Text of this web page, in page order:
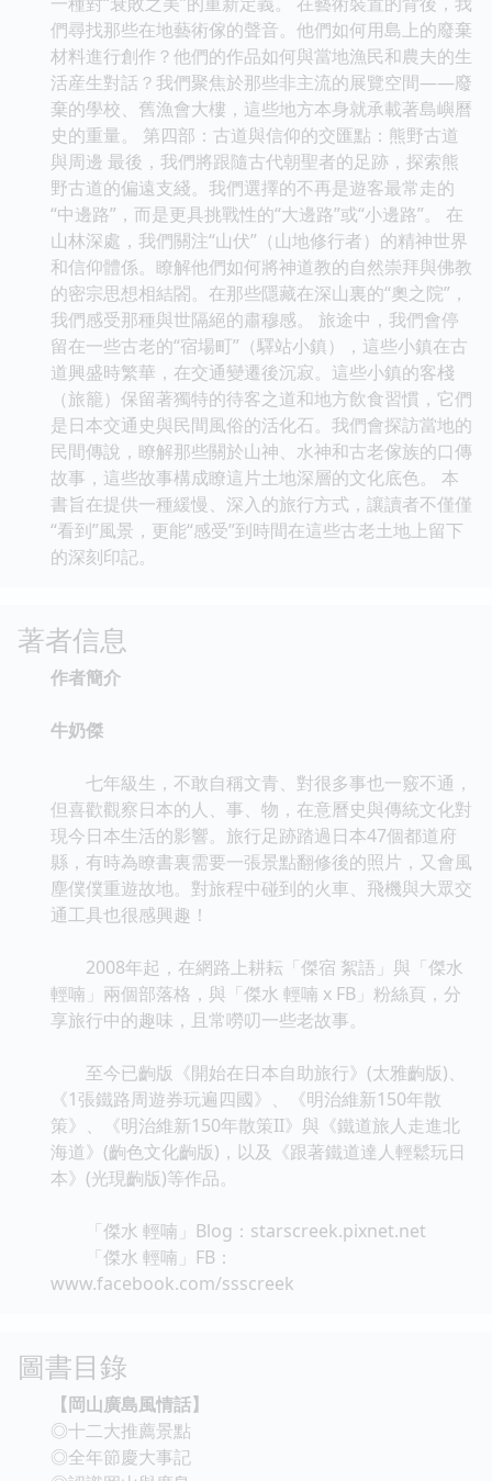
們尋找那些在地藝術傢的聲音。他們如何用島上的廢棄
材料進行創作？他們的作品如何與當地漁民和農夫的生
活産生對話？我們聚焦於那些非主流的展覽空間——廢
棄的學校、舊漁會大樓，這些地方本身就承載著島嶼曆
史的重量。 第四部：古道與信仰的交匯點：熊野古道
與周邊 最後，我們將跟隨古代朝聖者的足跡，探索熊
野古道的偏遠支綫。我們選擇的不再是遊客最常走的
“中邊路”，而是更具挑戰性的“大邊路”或“小邊路”。 在
山林深處，我們關注“山伏”（山地修行者）的精神世界
和信仰體係。瞭解他們如何將神道教的自然崇拜與佛教
的密宗思想相結閤。在那些隱藏在深山裏的“奧之院”，
我們感受那種與世隔絕的肅穆感。 旅途中，我們會停
留在一些古老的“宿場町”（驛站小鎮），這些小鎮在古
道興盛時繁華，在交通變遷後沉寂。這些小鎮的客棧
（旅籠）保留著獨特的待客之道和地方飲食習慣，它們
是日本交通史與民間風俗的活化石。我們會探訪當地的
民間傳說，瞭解那些關於山神、水神和古老傢族的口傳
故事，這些故事構成瞭這片土地深層的文化底色。 本
書旨在提供一種緩慢、深入的旅行方式，讓讀者不僅僅
“看到”風景，更能“感受”到時間在這些古老土地上留下
的深刻印記。
著者信息
作者簡介
牛奶傑
七年級生，不敢自稱文青、對很多事也一竅不通，
但喜歡觀察日本的人、事、物，在意曆史與傳統文化對
現今日本生活的影響。旅行足跡踏過日本47個都道府
縣，有時為瞭書裏需要一張景點翻修後的照片，又會風
塵僕僕重遊故地。對旅程中碰到的火車、飛機與大眾交
通工具也很感興趣！
2008年起，在網路上耕耘「傑宿 絮語」與「傑水
輕喃」兩個部落格，與「傑水 輕喃 x FB」粉絲頁，分
享旅行中的趣味，且常嘮叨一些老故事。
至今已齣版《開始在日本自助旅行》(太雅齣版)、
《1張鐵路周遊券玩遍四國》、《明治維新150年散
策》、《明治維新150年散策II》與《鐵道旅人走進北
海道》(齣色文化齣版)，以及《跟著鐵道達人輕鬆玩日
本》(光現齣版)等作品。
「傑水 輕喃」Blog：starscreek.pixnet.net
「傑水 輕喃」FB：
www.facebook.com/ssscreek
圖書目錄
【岡山廣島風情話】
◎十二大推薦景點
◎全年節慶大事記